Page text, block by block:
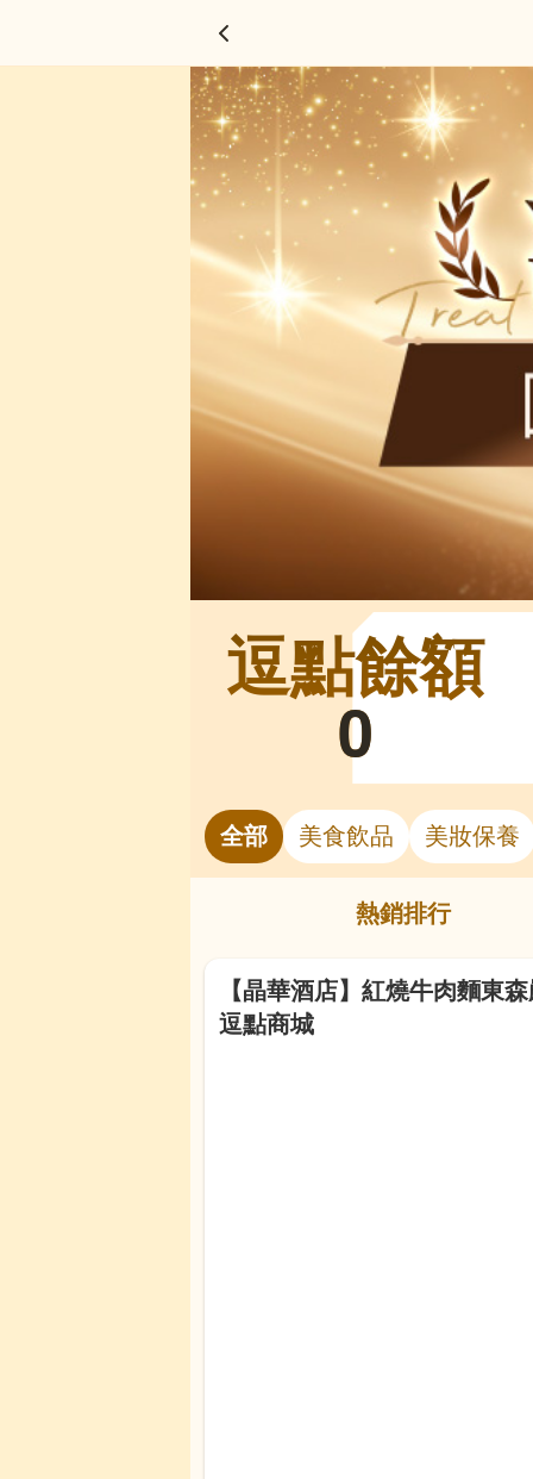
逗點餘額
0
全部 美食飲品 美妝保養
熱銷排行
【晶華酒店】紅燒牛肉麵東
逗點商城